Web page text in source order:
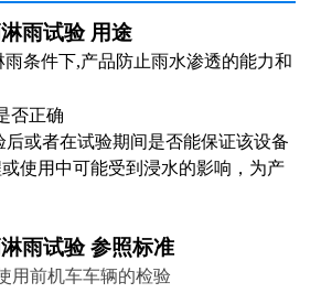
雨试验用途
条件下,产品防止雨水渗透的能力和
否正确
或者在试验期间是否能保证该设备
使用中可能受到浸水的影响，为产
雨试验 参照标准
用前机车车辆的检验